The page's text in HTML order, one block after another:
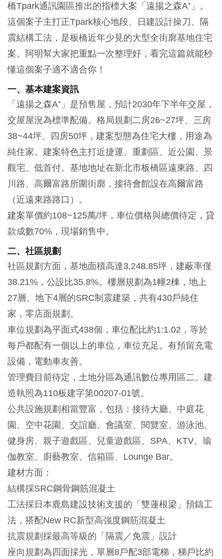
橋Tpark通訊園區推出的指標大案「遠揚之森A⁺」。
這個案子主打正Tpark核心地段、日建設計操刀、隔
震結構工法，是板橋近年少見的大型全街廓基地住宅
案。阿明幫大家把重點一次整理好，看完這篇就能秒
懂這個案子適不適合你！
一、基本建案資訊
「遠揚之森A⁺」是預售屋，預計2030年下半年交屋，
交屋屋況為標準配備。格局規劃二房26~27坪、三房
38~44坪、四房50坪，建案型態為住宅大樓，用途為
純住家。建案特色主打近捷運、重劃區、近公園、景
觀宅、低首付。基地地址在新北市板橋區遠東路、四
川路、高爾富路所圍街廓，接待會館設在高爾富路
（近遠東路路口）。
建案單價約108~125萬/坪，車位價格與總價待定，貸
款成數70%，現場銷售中。
二、社區規劃
社區規劃方面，基地面積高達3,248.85坪，建蔽率僅
38.21%，公設比35.8%。樓層規劃為1幢2棟，地上
27層、地下4層的SRC制震建築，共有430戶純住
家，零店面規劃。
車位規劃為平面式438個，車位配比約1:1.02，等於
每戶都配有一個以上的車位，車位充足。有預留充電
設備，電動車友善。
管理費目前待定，土地分區為通訊數位專用區二。建
造執照為110板建字第00207-01號。
公共設施規劃相當豐富，包括：接待大廳、中庭花
園、空中花園、交誼廳、會議室、閱覽室、游泳池、
健身房、親子遊戲區、兒童遊戲區、SPA、KTV、瑜
伽教室、廚藝教室、信箱區、Lounge Bar。
建材方面：
結構採SRC鋼骨鋼筋混凝土
工法採日本鹿島建設技術支援的「雙蓮根梁」預鑄工
法，搭配New RC新型高強度鋼筋混凝土
抗震規劃採最高等級的「隔震／免震」設計
座向規劃為四面採光，單層8戶配3部電梯，梯戶比約